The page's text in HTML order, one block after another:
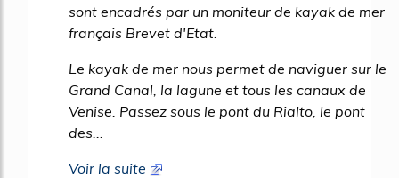
sont encadrés par un moniteur de kayak de mer
français Brevet d'Etat.
Le kayak de mer nous permet de naviguer sur le
Grand Canal, la lagune et tous les canaux de
Venise. Passez sous le pont du Rialto, le pont
des...
Voir la suite